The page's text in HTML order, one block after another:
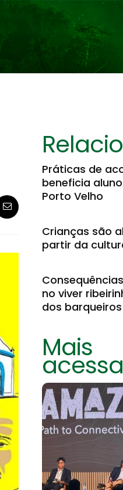
Práticas de
beneficia
Porto Velho
Crianças são
partir da
no viver
dos barqueiros
Mais